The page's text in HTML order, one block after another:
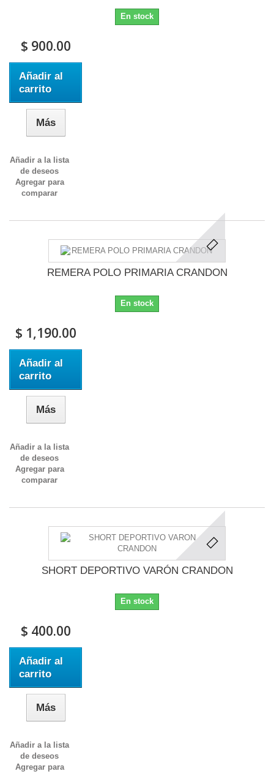
En stock
$ 900.00
Añadir al
carrito
Más
Añadir a la lista
de deseos
Agregar para
comparar
REMERA POLO PRIMARIA CRANDON
En stock
$ 1,190.00
Añadir al
carrito
Más
Añadir a la lista
de deseos
Agregar para
comparar
SHORT DEPORTIVO VARÓN CRANDON
En stock
$ 400.00
Añadir al
carrito
Más
Añadir a la lista
de deseos
Agregar para